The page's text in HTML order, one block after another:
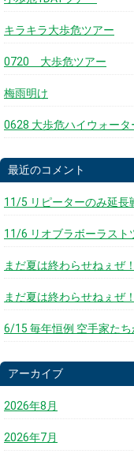
キラキラ大歩危ツアー
0720 大歩危ツアー
梅雨明け
0628 大歩危ハイウォータ
最近のコメント
11/5 リピーターのみ延
11/6 リオブラボーラス
まだ夏は終わらせねぇぜ
まだ夏は終わらせねぇぜ
6/15 毎年恒例 空手家た
アーカイブ
2026年8月
2026年7月